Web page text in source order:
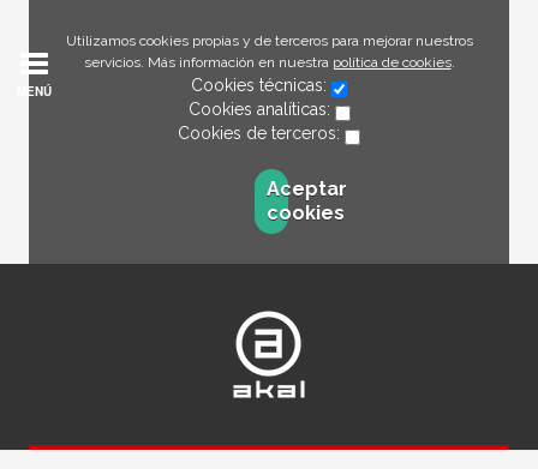
Utilizamos cookies propias y de terceros para mejorar nuestros
servicios. Más información en nuestra política de cookies.
Cookies técnicas:
Cookies analíticas:
Cookies de terceros:
Aceptar
cookies
MENÚ